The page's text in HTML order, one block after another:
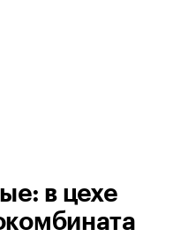
в цехе